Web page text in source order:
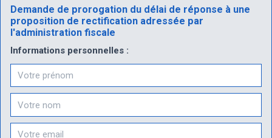
Demande de prorogation du délai de réponse à une
proposition de rectification adressée par
l'administration fiscale
Informations personnelles :